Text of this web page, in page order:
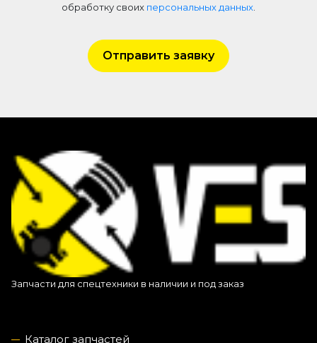
обработку своих персональных данных
Отправить заявку
Запчасти для спецтехники в наличии и под заказ
Каталог запчастей